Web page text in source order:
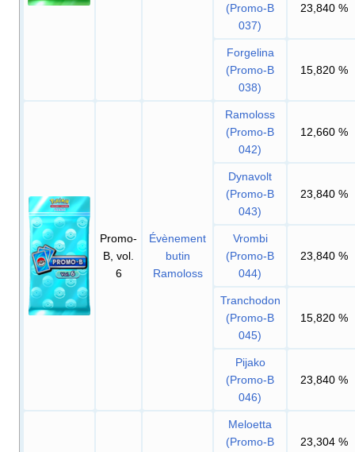
(Promo-B
037)
23,840 %
Forgelina
(Promo-B
038)
15,820 %
Promo-
B, vol.
6
Évènement
butin
Ramoloss
Ramoloss
(Promo-B
042)
12,660 %
Dynavolt
(Promo-B
043)
23,840 %
Vrombi
(Promo-B
044)
23,840 %
Tranchodon
(Promo-B
045)
15,820 %
Pijako
(Promo-B
046)
23,840 %
Meloetta
(Promo-B
23,304 %